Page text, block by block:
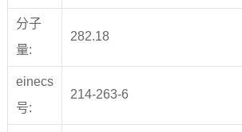
分子
量:
282.18
einecs
号:
214-263-6